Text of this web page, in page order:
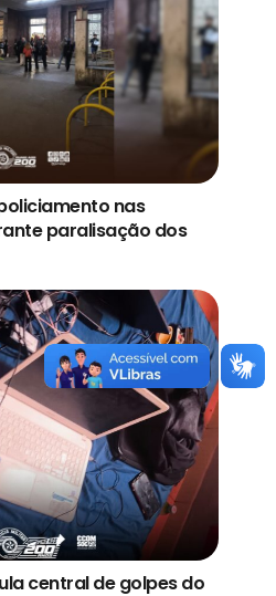
nas
paralisação dos
central de golpes do